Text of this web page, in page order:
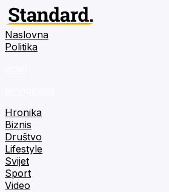
Naslovna
Politika
Hronika
Biznis
Društvo
Lifestyle
Svijet
Sport
Video